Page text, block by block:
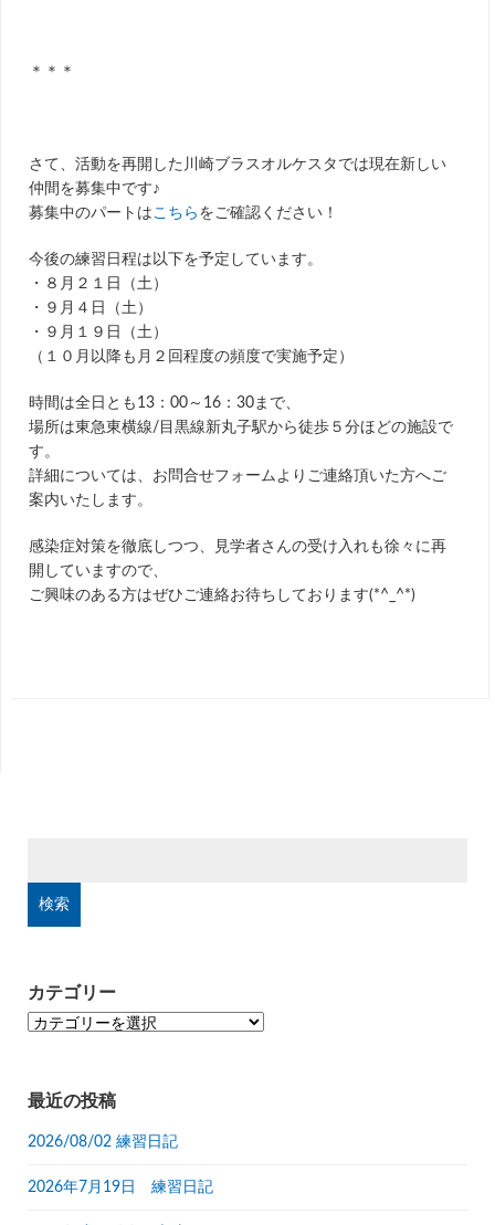
＊＊＊
さて、活動を再開した川崎ブラスオルケスタでは現在新しい
仲間を募集中です♪
募集中のパートはこちら をご確認ください！
今後の練習日程は以下を予定しています。
・８月２１日（土）
・９月４日（土）
・９月１９日（土）
（１０月以降も月２回程度の頻度で実施予定）
時間は全日とも13：00～16：30まで、
場所は東急東横線/目黒線新丸子駅から徒歩５分ほどの施設で
す。
詳細については、お問合せフォームよりご連絡頂いた方へご
案内いたします。
感染症対策を徹底しつつ、見学者さんの受け入れも徐々に再
開していますので、
ご興味のある方はぜひご連絡お待ちしております(*^_^*)
カテゴリー
カ
リ
ー
最近の投稿
2026/08/02 練習日記
2026年7月19日 練習日記